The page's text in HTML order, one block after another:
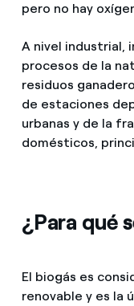
pero no hay
A nivel industrial,
procesos de la
residuos
de estaciones
urbanas y de la
domésticos,
¿Para qué
El biogás es
renovable y es la